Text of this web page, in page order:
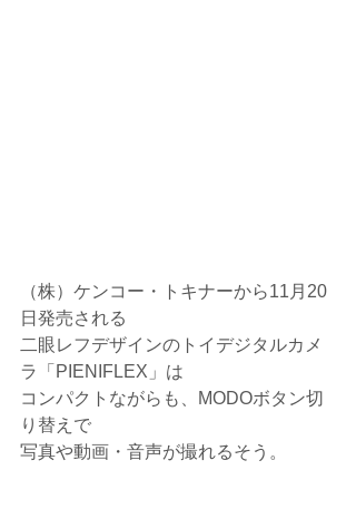
（株）ケンコー・トキナーから11月20
日発売される
二眼レフデザインのトイデジタルカメ
ラ「PIENIFLEX」は
コンパクトながらも、MODOボタン切
り替えで
写真や動画・音声が撮れるそう。